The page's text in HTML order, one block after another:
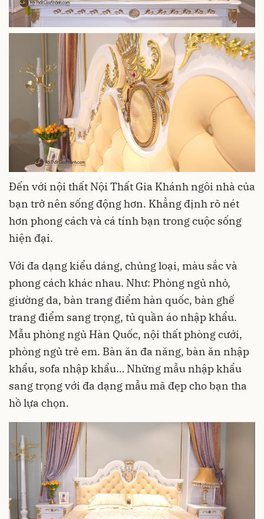
Đến với nội thất Nội Thất Gia Khánh ngôi nhà của
bạn trở nên sống động hơn. Khẳng định rõ nét
hơn phong cách và cá tính bạn trong cuộc sống
hiện đại.
Với đa dạng kiểu dáng, chủng loại, màu sắc và
phong cách khác nhau. Như: Phòng ngủ nhỏ,
giường da, bàn trang điểm hàn quốc, bàn ghế
trang điểm sang trọng, tủ quần áo nhập khẩu.
Mẫu phòng ngủ Hàn Quốc, nội thất phòng cưới,
phòng ngủ trẻ em. Bàn ăn đa năng, bàn ăn nhập
khẩu, sofa nhập khẩu… Những mẫu nhập khẩu
sang trọng với đa dạng mẫu mã đẹp cho bạn tha
hồ lựa chọn.